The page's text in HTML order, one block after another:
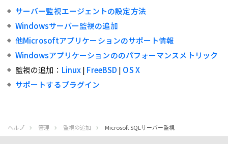
サーバー監視エージェントの設定方法
Windowsサーバー監視の追加
他Microsoftアプリケーションのサポート情報
Windowsアプリケーションののパフォーマンスメトリック
監視の追加： Linux| FreeBSD | OS X
サポートするプラグイン
ヘルプ 管理 監視の追加 Microsoft SQLサーバー監視